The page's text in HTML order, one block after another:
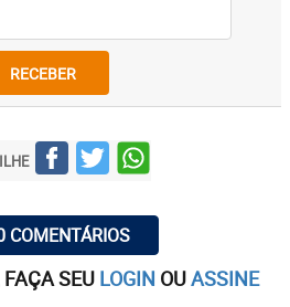
RECEBER
COMENTÁRIOS
SEU LOGIN OUASSINE